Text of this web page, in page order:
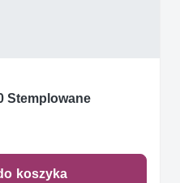
Stemplowane
koszyka